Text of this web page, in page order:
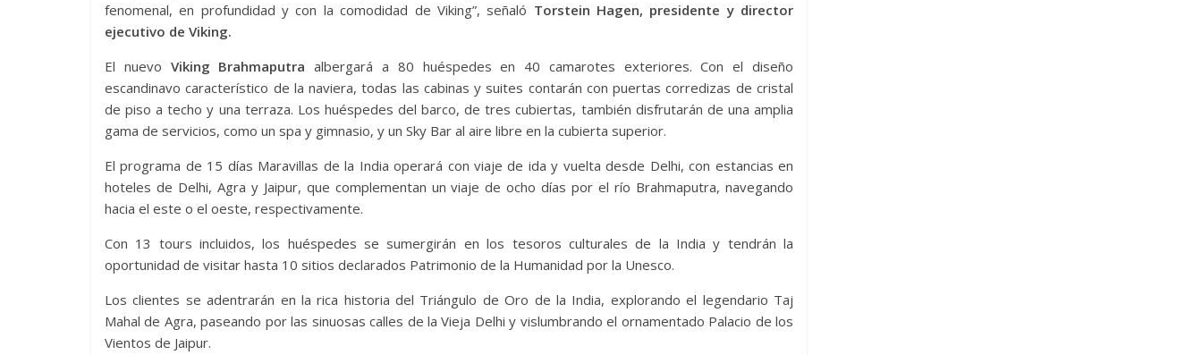
fenomenal, en profundidad y con la comodidad de Viking”, señaló Torstein Hagen, presidente y director
ejecutivo de Viking.
El nuevo Viking Brahmaputra albergará a 80 huéspedes en 40 camarotes exteriores. Con el diseño
escandinavo característico de la naviera, todas las cabinas y suites contarán con puertas corredizas de cristal
de piso a techo y una terraza. Los huéspedes del barco, de tres cubiertas, también disfrutarán de una amplia
gama de servicios, como un spa y gimnasio, y un Sky Bar al aire libre en la cubierta superior.
El programa de 15 días Maravillas de la India operará con viaje de ida y vuelta desde Delhi, con estancias en
hoteles de Delhi, Agra y Jaipur, que complementan un viaje de ocho días por el río Brahmaputra, navegando
hacia el este o el oeste, respectivamente.
Con 13 tours incluidos, los huéspedes se sumergirán en los tesoros culturales de la India y tendrán la
oportunidad de visitar hasta 10 sitios declarados Patrimonio de la Humanidad por la Unesco.
Los clientes se adentrarán en la rica historia del Triángulo de Oro de la India, explorando el legendario Taj
Mahal de Agra, paseando por las sinuosas calles de la Vieja Delhi y vislumbrando el ornamentado Palacio de los
Vientos de Jaipur.